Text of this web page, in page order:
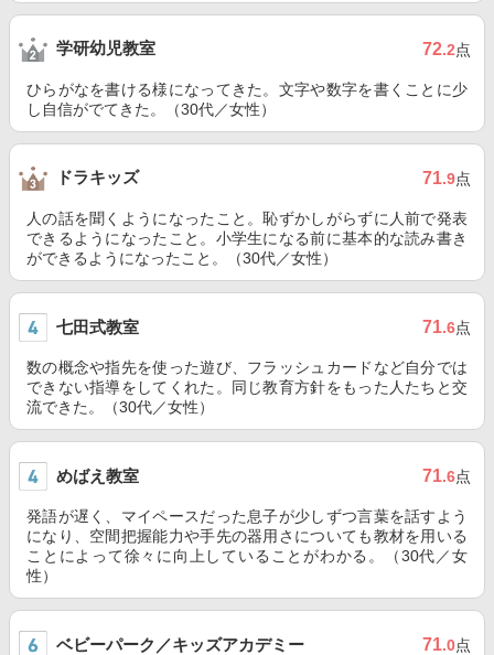
学研幼児教室 72.2点
ひらがなを書ける様になってきた。文字や数字を書くことに少
し自信がでてきた。（30代／女性）
ドラキッズ 71.9点
人の話を聞くようになったこと。恥ずかしがらずに人前で発表
できるようになったこと。小学生になる前に基本的な読み書き
ができるようになったこと。（30代／女性）
七田式教室 71.6点
数の概念や指先を使った遊び、フラッシュカードなど自分では
できない指導をしてくれた。同じ教育方針をもった人たちと交
流できた。（30代／女性）
めばえ教室 71.6点
発語が遅く、マイペースだった息子が少しずつ言葉を話すよう
になり、空間把握能力や手先の器用さについても教材を用いる
ことによって徐々に向上していることがわかる。（30代／女
性）
ベビーパーク／キッズアカデミー 71.0点